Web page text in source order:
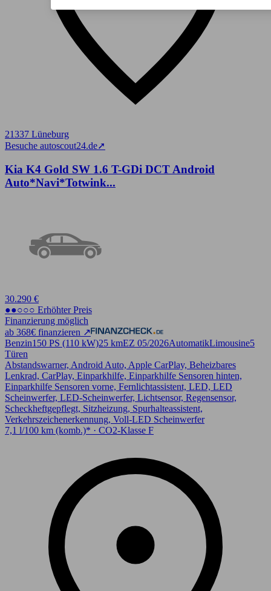
21337 Lüneburg
Besuche autoscout24.de➚
Kia K4 Gold SW 1.6 T-GDi DCT Android
Auto*Navi*Totwink...
30.290 €
●●○○○ Erhöhter Preis
Finanzierung möglich
ab 368€ finanzieren ↗
Benzin150 PS (110 kW)25 kmEZ 05/2026AutomatikLimousine5
Türen
Abstandswarner, Android Auto, Apple CarPlay, Beheizbares
Lenkrad, CarPlay, Einparkhilfe, Einparkhilfe Sensoren hinten,
Einparkhilfe Sensoren vorne, Fernlichtassistent, LED, LED
Scheinwerfer, LED-Scheinwerfer, Lichtsensor, Regensensor,
Scheckheftgepflegt, Sitzheizung, Spurhalteassistent,
Verkehrszeichenerkennung, Voll-LED Scheinwerfer
7,1 l/100 km (komb.)* · CO2-Klasse F